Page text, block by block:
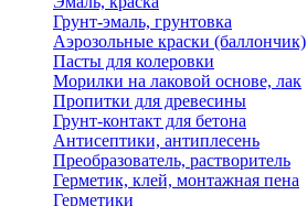
Грунт-эмаль, грунтовка
Аэрозольные краски (баллончик)
Пасты для колеровки
Морилки на лаковой основе, лак
Пропитки для древесины
Грунт-контакт для бетона
Антисептики, антиплесень
Преобразователь, растворитель
Герметик, клей, монтажная пена
Герметики